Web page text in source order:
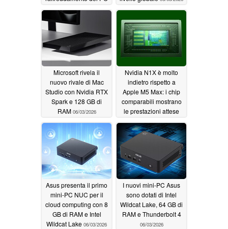
06/04/2026
Microsoft rivela il
nuovo rivale di Mac
Studio con Nvidia RTX
Spark e 128 GB di
RAM 06/03/2026
Nvidia N1X è molto
indietro rispetto a
Apple M5 Max: i chip
comparabili mostrano
le prestazioni attese
06/03/2026
Asus presenta il primo
mini-PC NUC per il
cloud computing con 8
GB di RAM e Intel
Wildcat Lake 06/03/2026
I nuovi mini-PC Asus
sono dotati di Intel
Wildcat Lake, 64 GB di
RAM e Thunderbolt 4
06/03/2026